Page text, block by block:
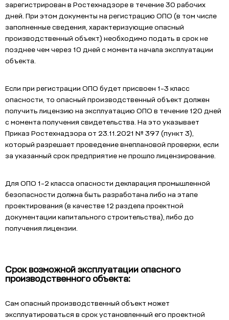
зарегистрирован в Ростехнадзоре в течение 30 рабочих
дней. При этом документы на регистрацию ОПО (в том числе
заполненные сведения, характеризующие опасный
производственный объект) необходимо подать в срок не
позднее чем через 10 дней с момента начала эксплуатации
объекта.
Если при регистрации ОПО будет присвоен 1-3 класс
опасности, то опасный производственный объект должен
получить лицензию на эксплуатацию ОПО в течение 120 дней
с момента получения свидетельства. На это указывает
Приказ Ростехнадзора от 23.11.2021 № 397 (пункт 3),
который разрешает проведение внеплановой проверки, если
за указанный срок предприятие не прошло лицензирование.
Для ОПО 1-2 класса опасности декларация промышленной
безопасности должна быть разработана либо на этапе
проектирования (в качестве 12 раздела проектной
документации капитального строительства), либо до
получения лицензии.
Срок возможной эксплуатации опасного
производственного объекта:
Сам опасный производственный объект может
эксплуатироваться в срок установленный его проектной